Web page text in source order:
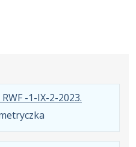
-1-IX-2-2023.